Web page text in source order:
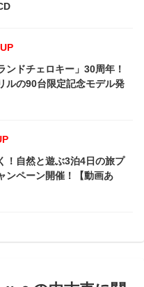
ンドチェロキー」30周年！
ルの90台限定記念モデル発
！自然と遊ぶ3泊4日の旅プ
ンペーン開催！【動画あ